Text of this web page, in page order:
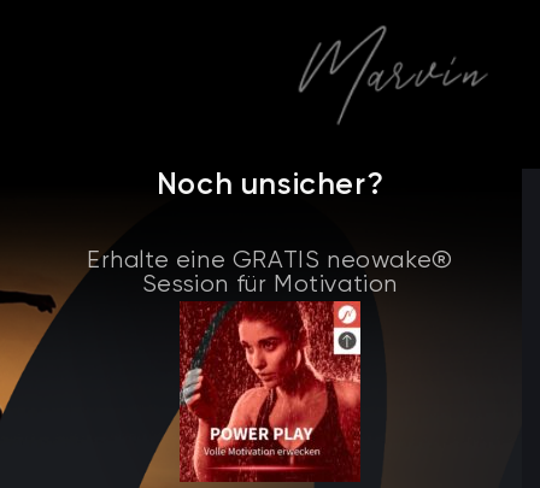
Noch unsicher?
Erhalte eine GRATIS neowake®
Session für Motivation